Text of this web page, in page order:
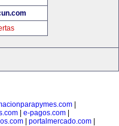
| e-pagos.com|
portalmercado.com